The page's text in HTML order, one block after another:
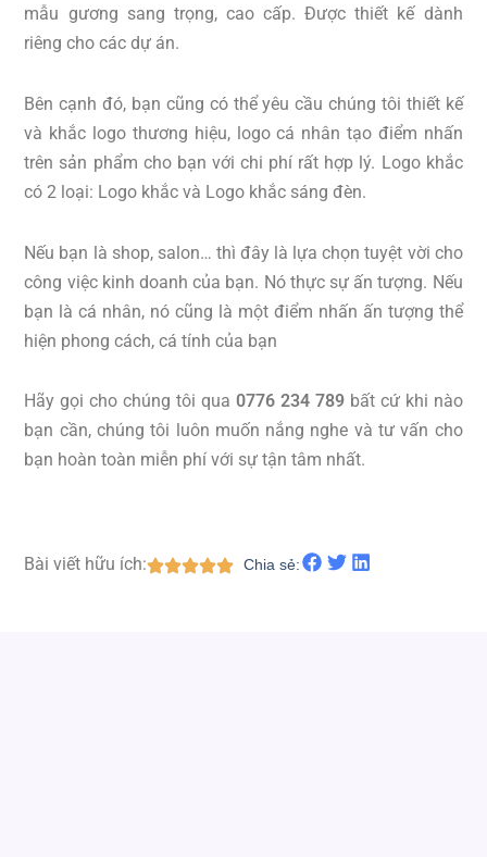
mẫu gương sang trọng, cao cấp. Được thiết kế dành
riêng cho các dự án.
Bên cạnh đó, bạn cũng có thể yêu cầu chúng tôi thiết kế
và khắc logo thương hiệu, logo cá nhân tạo điểm nhấn
trên sản phẩm cho bạn với chi phí rất hợp lý. Logo khắc
có 2 loại: Logo khắc và Logo khắc sáng đèn.
Nếu bạn là shop, salon… thì đây là lựa chọn tuyệt vời cho
công việc kinh doanh của bạn. Nó thực sự ấn tượng. Nếu
bạn là cá nhân, nó cũng là một điểm nhấn ấn tượng thể
hiện phong cách, cá tính của bạn
Hãy gọi cho chúng tôi qua 0776 234 789bất cứ khi nào
bạn cần, chúng tôi luôn muốn nắng nghe và tư vấn cho
bạn hoàn toàn miễn phí với sự tận tâm nhất.
Bài viết hữu ích: Chia sẻ: